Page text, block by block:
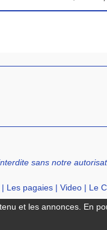
sans notre
Les pagaies| Video| Le
et les annonces. En